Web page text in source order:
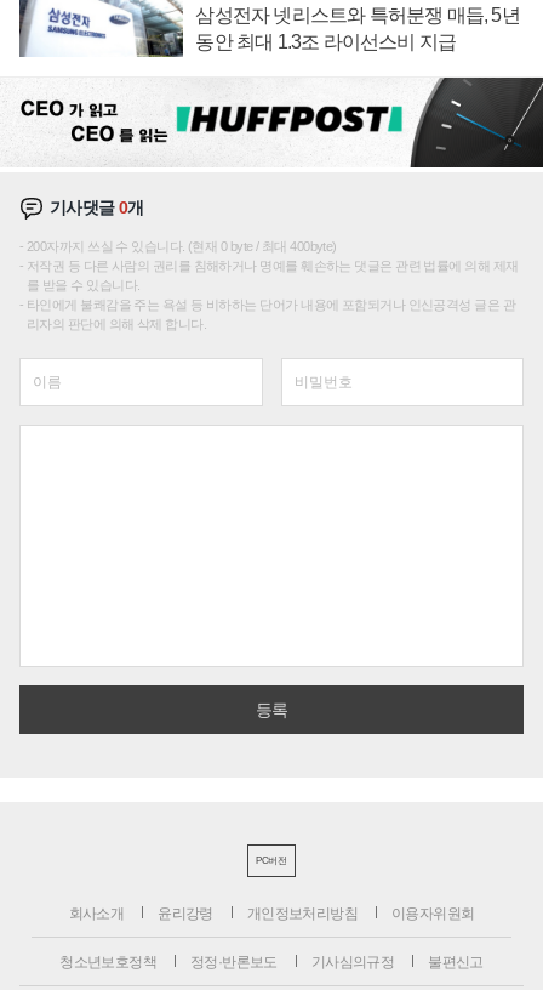
삼성전자 넷리스트와 특허분쟁 매듭, 5년
동안 최대 1.3조 라이선스비 지급
기사댓글0개
200자까지 쓰실 수 있습니다. (현재 0 byte / 최대 400byte)
저작권 등 다른 사람의 권리를 침해하거나 명예를 훼손하는 댓글은 관련 법률에 의해 제재
를 받을 수 있습니다.
타인에게 불쾌감을 주는 욕설 등 비하하는 단어가 내용에 포함되거나 인신공격성 글은 관
리자의 판단에 의해 삭제 합니다.
PC버전
회사소개 윤리강령 개인정보처리방침 이용자위원회
청소년보호정책 정정·반론보도 기사심의규정 불편신고